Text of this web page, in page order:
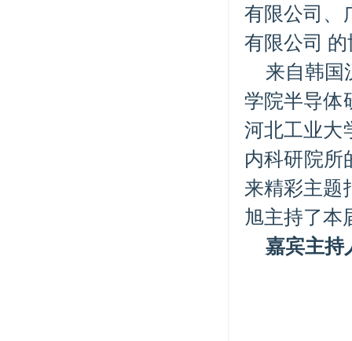
有限公司、
有限公司
来自韩国
学院半导体
河北工业大
内科研院所
来精彩主题
旭主持了本
嘉宾主持